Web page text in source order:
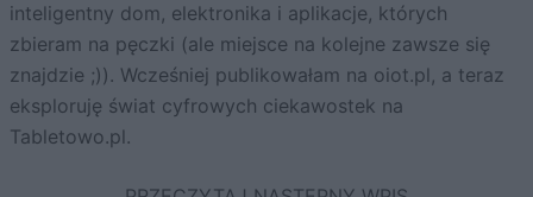
inteligentny dom, elektronika i aplikacje, których
zbieram na pęczki (ale miejsce na kolejne zawsze się
znajdzie ;)). Wcześniej publikowałam na oiot.pl, a teraz
eksploruję świat cyfrowych ciekawostek na
Tabletowo.pl.